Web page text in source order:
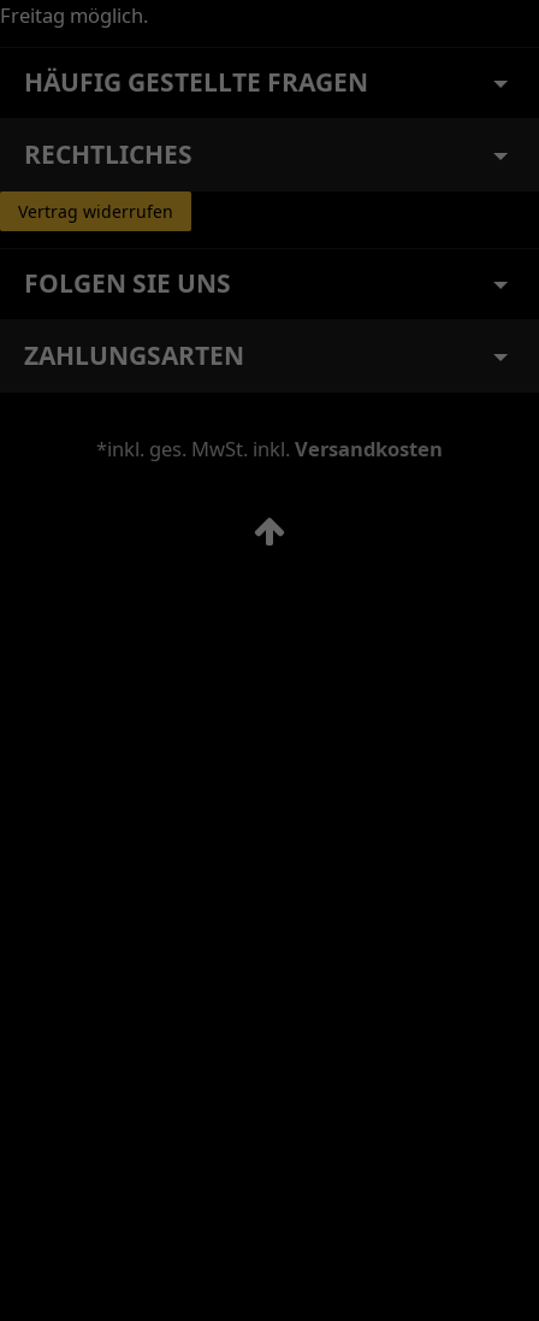
Freitag möglich.
HÄUFIG GESTELLTE FRAGEN
RECHTLICHES
Vertrag widerrufen
FOLGEN SIE UNS
ZAHLUNGSARTEN
*inkl. ges. MwSt. inkl. Versandkosten